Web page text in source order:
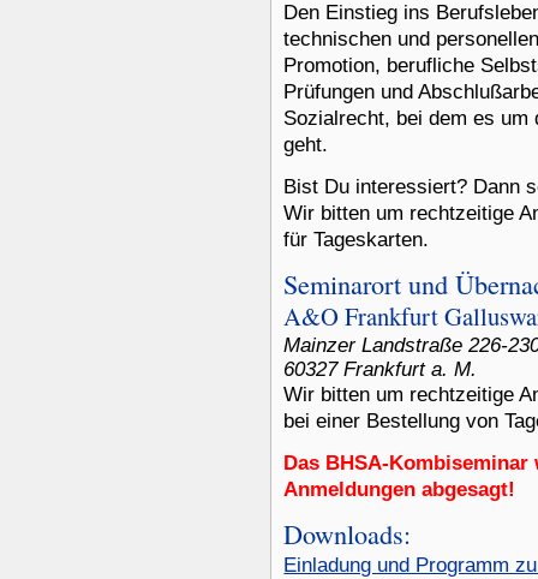
Den Einstieg ins
technischen und
Promotion, berufliche
Prüfungen und
Sozialrecht, bei dem es um
geht.
Bist Du interessiert? Dann
Wir bitten um rechtzeitige
für Tageskarten.
Seminarort und
A&O Frankfurt
Mainzer Landstraße 226-
60327 Frankfurt a. M.
Wir bitten um rechtzeitige
bei einer Bestellung von
Das BHSA-
Anmeldungen abgesagt!
Downloads:
Einladung und Programm